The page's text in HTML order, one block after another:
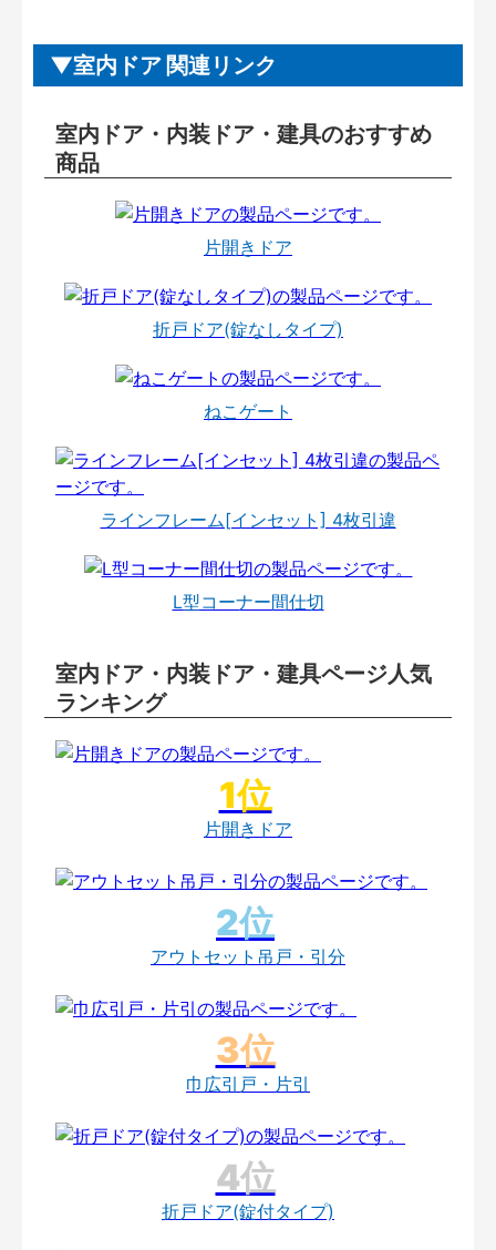
室内ドア 関連リンク
室内ドア・内装ドア・建具のおすすめ
商品
片開きドア
折戸ドア(錠なしタイプ)
ねこゲート
ラインフレーム[インセット] 4枚引違
L型コーナー間仕切
室内ドア・内装ドア・建具ページ人気
ランキング
片開きドア
アウトセット吊戸・引分
巾広引戸・片引
折戸ドア(錠付タイプ)